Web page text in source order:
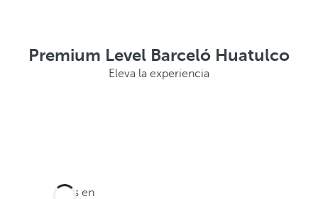
Premium Level Barceló Huatulco
Eleva la experiencia
Estás en